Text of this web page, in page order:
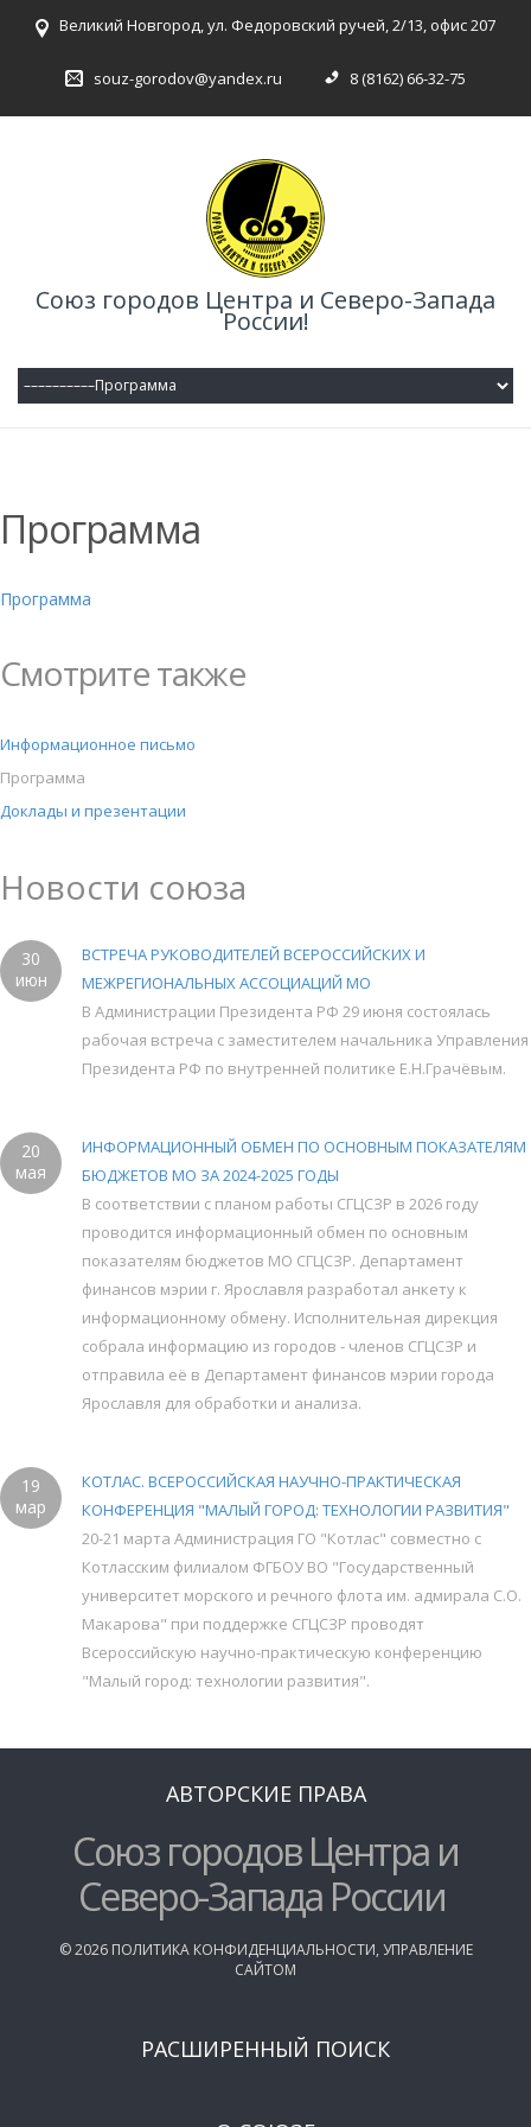
Великий Новгород, ул. Федоровский ручей, 2/13, офис 207
souz-gorodov@yandex.ru 8 (8162) 66-32-75
Союз городов Центра и Северо-Запада
России!
Программа
Программа
Смотрите также
Информационное письмо
Программа
Доклады и презентации
Новости союза
30
июн
ВСТРЕЧА РУКОВОДИТЕЛЕЙ ВСЕРОССИЙСКИХ И
МЕЖРЕГИОНАЛЬНЫХ АССОЦИАЦИЙ МО
В Администрации Президента РФ 29 июня состоялась
рабочая встреча с заместителем начальника Управления
Президента РФ по внутренней политике Е.Н.Грачёвым.
20
мая
ИНФОРМАЦИОННЫЙ ОБМЕН ПО ОСНОВНЫМ ПОКАЗАТЕЛЯМ
БЮДЖЕТОВ МО ЗА 2024-2025 ГОДЫ
В соответствии с планом работы СГЦСЗР в 2026 году
проводится информационный обмен по основным
показателям бюджетов МО СГЦСЗР. Департамент
финансов мэрии г. Ярославля разработал анкету к
информационному обмену. Исполнительная дирекция
собрала информацию из городов - членов СГЦСЗР и
отправила её в Департамент финансов мэрии города
Ярославля для обработки и анализа.
19
мар
КОТЛАС. ВСЕРОССИЙСКАЯ НАУЧНО-ПРАКТИЧЕСКАЯ
КОНФЕРЕНЦИЯ "МАЛЫЙ ГОРОД: ТЕХНОЛОГИИ РАЗВИТИЯ"
20-21 марта Администрация ГО "Котлас" совместно с
Котласским филиалом ФГБОУ ВО "Государственный
университет морского и речного флота им. адмирала С.О.
Макарова" при поддержке СГЦСЗР проводят
Всероссийскую научно-практическую конференцию
"Малый город: технологии развития".
АВТОРСКИЕ ПРАВА
Союз городов Центра и
Северо-Запада России
©2026 ПОЛИТИКА КОНФИДЕНЦИАЛЬНОСТИ, УПРАВЛЕНИЕ
САЙТОМ
РАСШИРЕННЫЙ ПОИСК